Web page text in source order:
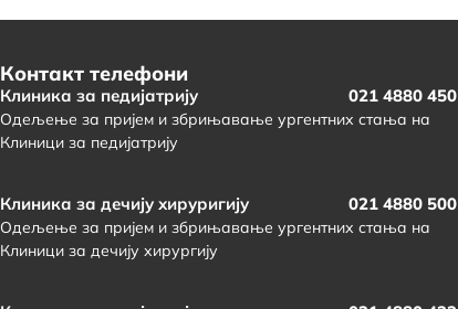
Контакт телефони
Клиника за педијатрију 021 4880 450
Одељење за пријем и збрињавање ургентних стања на
Клиници за педијатрију
Клиника за дечију хируригију 021 4880 500
Одељење за пријем и збрињавање ургентних стања на
Клиници за дечију хирургију